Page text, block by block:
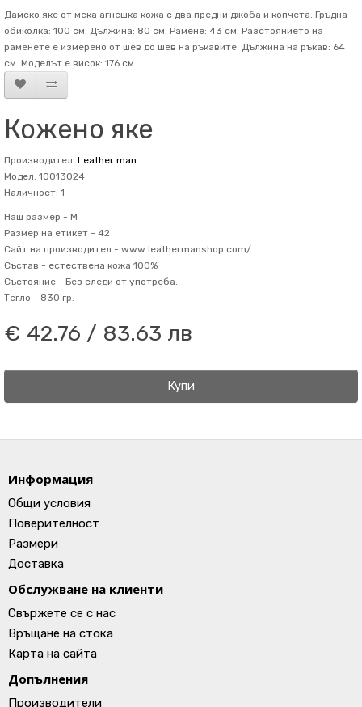
Дамско яке от мека агнешка кожа с два предни джоба и копчета. Гръдна
обиколка: 100 см. Дължина: 80 см. Рамене: 43 см. Разстоянието на
раменете е измерено от шев до шев на ръкавите. Дължина на ръкав: 64
см. Mоделът е висок: 176 см.
Кожено яке
Производител: Leather man
Модел: 10013024
Наличност: 1
Наш размер - M
Размер на етикет - 42
Сайт на производител - www.leathermanshop.com/
Състав - естествена кожа 100%
Състояние - Без следи от употреба.
Тегло - 830 гр.
€ 42.76 / 83.63 лв
Купи
Информация
Общи условия
Поверителност
Размери
Доставка
Обслужване на клиенти
Свържете се с нас
Връщане на стока
Карта на сайта
Допълнения
Производители